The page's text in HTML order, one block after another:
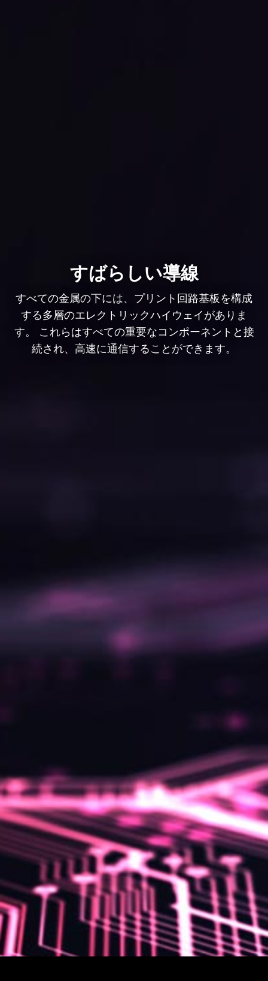
すばらしい導線
すべての金属の下には、プリント回路基板を構成
する多層のエレクトリックハイウェイがありま
す。 これらはすべての重要なコンポーネントと接
続され、高速に通信することができます。